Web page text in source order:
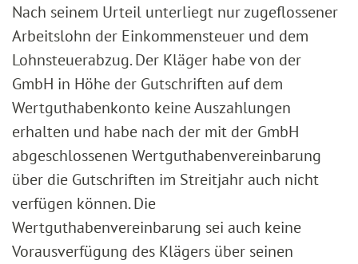
Nach seinem Urteil unterliegt nur zugeflossener
Arbeitslohn der Einkommensteuer und dem
Lohnsteuerabzug. Der Kläger habe von der
GmbH in Höhe der Gutschriften auf dem
Wertguthabenkonto keine Auszahlungen
erhalten und habe nach der mit der GmbH
abgeschlossenen Wertguthabenvereinbarung
über die Gutschriften im Streitjahr auch nicht
verfügen können. Die
Wertguthabenvereinbarung sei auch keine
Vorausverfügung des Klägers über seinen